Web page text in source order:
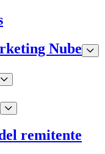
Nube
remitente